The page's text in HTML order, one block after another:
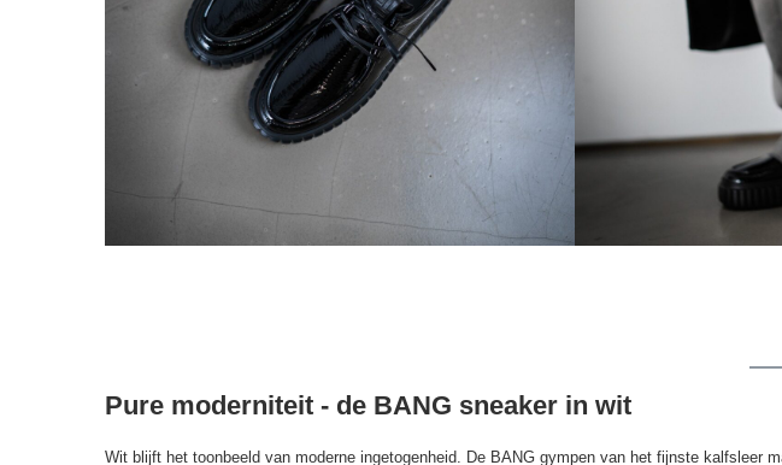
Pure moderniteit - de BANG sneaker in wit
Wit blijft het toonbeeld van moderne ingetogenheid. De BANG gympen van het fijnste kalfsleer